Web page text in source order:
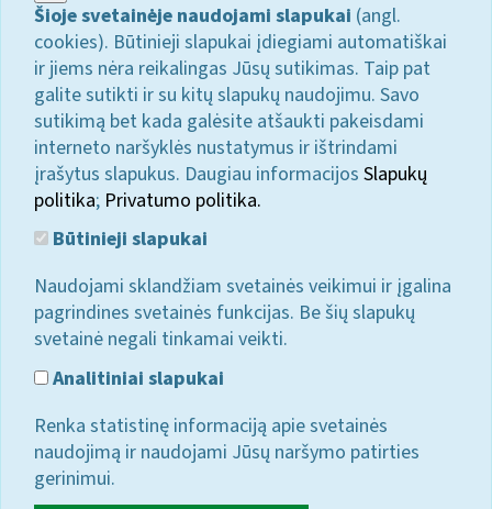
Šioje svetainėje naudojami slapukai (angl.
cookies). Būtinieji slapukai įdiegiami automatiškai
ir jiems nėra reikalingas Jūsų sutikimas. Taip pat
galite sutikti ir su kitų slapukų naudojimu. Savo
sutikimą bet kada galėsite atšaukti pakeisdami
interneto naršyklės nustatymus ir ištrindami
įrašytus slapukus. Daugiau informacijos Slapukų
politika; Privatumo politika.
Būtinieji slapukai
Naudojami sklandžiam svetainės veikimui ir įgalina
pagrindines svetainės funkcijas. Be šių slapukų
svetainė negali tinkamai veikti.
Analitiniai slapukai
Renka statistinę informaciją apie svetainės
naudojimą ir naudojami Jūsų naršymo patirties
gerinimui.